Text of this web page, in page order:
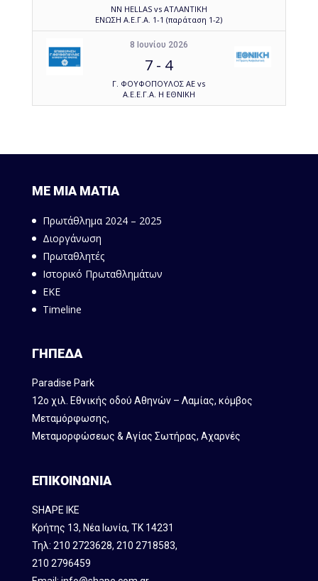
NN HELLAS vs ΑΤΛΑΝΤΙΚΗ
ΕΝΩΣΗ Α.Ε.Γ.Α. 1-1 (παράταση 1-2)
8 Ιουνίου 2026
7 - 4
Γ. ΦΟΥΦΟΠΟΥΛΟΣ ΑΕ vs
Α.Ε.Ε.Γ.Α. Η ΕΘΝΙΚΗ
ΜΕ ΜΙΑ ΜΑΤΙΑ
Πρωτάθλημα 2024 – 2025
Διοργάνωση
Πρωταθλητές
Ιστορικό Πρωταθλημάτων
ΕΚΕ
Timeline
ΓΗΠΕΔΑ
Paradise Park
12ο χιλ. Εθνικής οδού Αθηνών – Λαμίας, κόμβος
Mεταμόρφωσης,
Μεταμορφώσεως & Αγίας Σωτήρας, Αχαρνές
ΕΠΙΚΟΙΝΩΝΙΑ
SHAPE IKE
Κρήτης 13, Νέα Ιωνία, ΤΚ 14231
Τηλ: 210 2723628, 210 2718583,
210 2796459